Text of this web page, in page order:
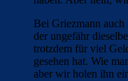
Bei Griezmann auch
der ungefähr
trotzdem für viel
gesehen hat. Wie
aber wir holen ihn